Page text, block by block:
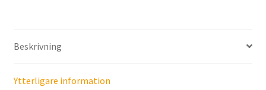
Beskrivning
Ytterligare information